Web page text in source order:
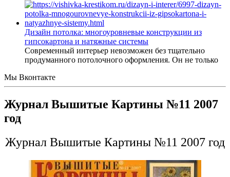
Дизайн потолка: многоуровневые конструкции из
гипсокартона и натяжные системы
Современный интерьер невозможен без тщательно
продуманного потолочного оформления. Он не только
Мы Вконтакте
Журнал Вышитые Картины №11 2007
год
Журнал Вышитые Картины №11 2007 год